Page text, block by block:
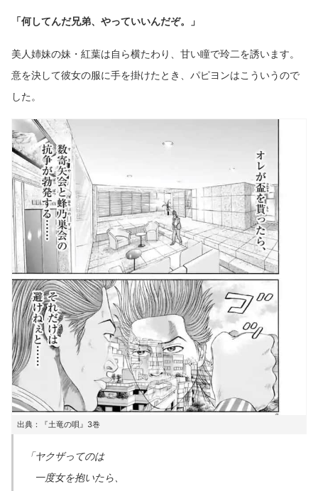
「何してんだ兄弟、やっていいんだぞ。」
美人姉妹の妹・紅葉は自ら横たわり、甘い瞳で玲二を誘います。
意を決して彼女の服に手を掛けたとき、パピヨンはこういうので
した。
出典：『土竜の唄』3巻
「ヤクザってのは
一度女を抱いたら、